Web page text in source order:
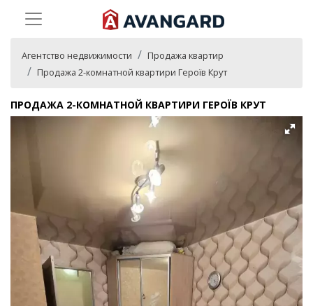
Агентство недвижимости
Продажа квартир
Продажа 2-комнатной квартири Героїв Крут
ПРОДАЖА 2-КОМНАТНОЙ КВАРТИРИ ГЕРОЇВ КРУТ